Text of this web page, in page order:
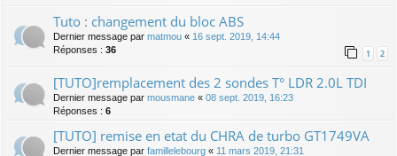
Tuto : changement du bloc ABS
Dernier message par matmou « 16 sept. 2019, 14:44
Réponses : 36 1 2
[TUTO]remplacement des 2 sondes T° LDR 2.0L TDI
Dernier message par mousmane « 08 sept. 2019, 16:23
Réponses : 6
[TUTO] remise en etat du CHRA de turbo GT1749VA
Dernier message par famillelebourg « 11 mars 2019, 21:31